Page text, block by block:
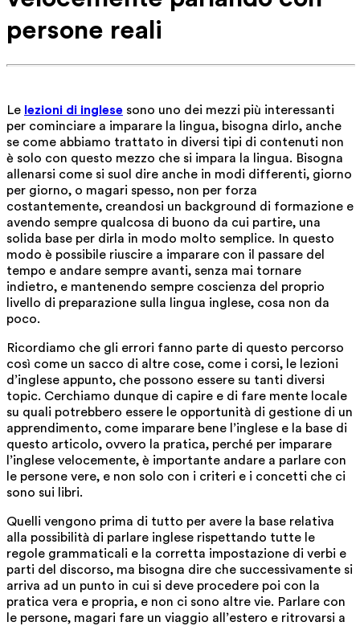
persone reali
Le lezioni di inglese sono uno dei mezzi più interessanti
per cominciare a imparare la lingua, bisogna dirlo, anche
se come abbiamo trattato in diversi tipi di contenuti non
è solo con questo mezzo che si impara la lingua. Bisogna
allenarsi come si suol dire anche in modi differenti, giorno
per giorno, o magari spesso, non per forza
costantemente, creandosi un background di formazione e
avendo sempre qualcosa di buono da cui partire, una
solida base per dirla in modo molto semplice. In questo
modo è possibile riuscire a imparare con il passare del
tempo e andare sempre avanti, senza mai tornare
indietro, e mantenendo sempre coscienza del proprio
livello di preparazione sulla lingua inglese, cosa non da
poco.
Ricordiamo che gli errori fanno parte di questo percorso
così come un sacco di altre cose, come i corsi, le lezioni
d’inglese appunto, che possono essere su tanti diversi
topic. Cerchiamo dunque di capire e di fare mente locale
su quali potrebbero essere le opportunità di gestione di un
apprendimento, come imparare bene l’inglese e la base di
questo articolo, ovvero la pratica, perché per imparare
l’inglese velocemente, è importante andare a parlare con
le persone vere, e non solo con i criteri e i concetti che ci
sono sui libri.
Quelli vengono prima di tutto per avere la base relativa
alla possibilità di parlare inglese rispettando tutte le
regole grammaticali e la corretta impostazione di verbi e
parti del discorso, ma bisogna dire che successivamente si
arriva ad un punto in cui si deve procedere poi con la
pratica vera e propria, e non ci sono altre vie. Parlare con
le persone, magari fare un viaggio all’estero e ritrovarsi a